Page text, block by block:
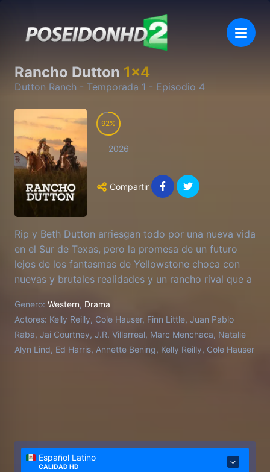
Rancho Dutton 1x4
Dutton Ranch - Temporada 1 - Episodio 4
92
2026
Compartir
Rip y Beth Dutton arriesgan todo por una nueva vida
en el Sur de Texas, pero la promesa de un futuro
lejos de los fantasmas de Yellowstone choca con
nuevas y brutales realidades y un rancho rival que a
Genero: Western, Drama
Actores: Kelly Reilly, Cole Hauser, Finn Little, Juan Pablo
Raba, Jai Courtney, J.R. Villarreal, Marc Menchaca, Natalie
Alyn Lind, Ed Harris, Annette Bening, Kelly Reilly, Cole Hauser
Español Latino
CALIDAD HD